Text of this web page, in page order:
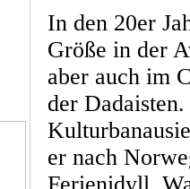
In den 20er
Größe in der
aber auch im
der
er nach